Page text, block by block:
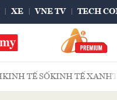
XE VNE TV TECH
KINH TẾ SỐKINH TẾ XANH